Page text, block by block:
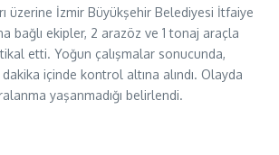
üzerine İzmir Büyükşehir Belediyesi İtfaiye
bağlı ekipler, 2 arazöz ve 1 tonaj araçla
etti. Yoğun çalışmalar sonucunda,
içinde kontrol altına alındı. Olayda
yaşanmadığı belirlendi.